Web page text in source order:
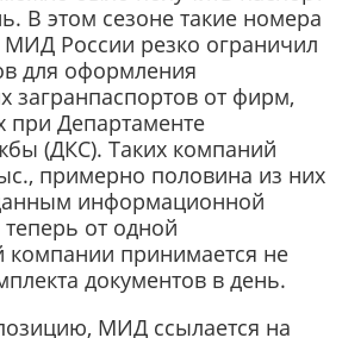
В этом сезоне такие номера
МИД России резко ограничил
для оформления
загранпаспортов от фирм,
при Департаменте
(ДКС). Таких компаний
примерно половина из них
информационной
от одной
компании принимается не
документов в день.
МИД ссылается на